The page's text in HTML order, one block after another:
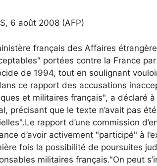
6 août 2008 (AFP)
français des Affaires
portées contre la France
de 1994, tout en soulignant
ce rapport des accusations
et militaires français", a déclaré
précisant que le texte n’avait pas
rapport d’une commission
d’avoir activement "participé" à
fois la possibilité de poursuites
militaires français."On peut